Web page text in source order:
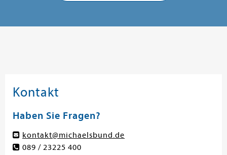
Kontakt
Haben Sie Fragen?
kontakt@michaelsbund.de
089 / 23225 400